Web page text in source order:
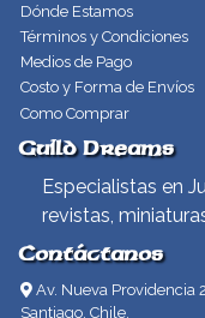
Dónde Estamos
Términos y Condiciones
Medios de Pago
Costo y Forma de Envíos
Como Comprar
Guild Dreams
Especialistas en
revistas,
Contáctanos
Av. Nueva Providencia
Santiago, Chile.